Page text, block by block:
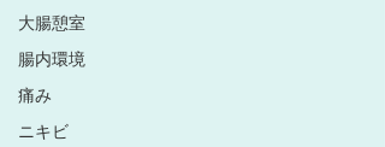
大腸憩室
腸内環境
痛み
ニキビ